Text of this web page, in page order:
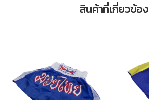
สินค้าที่เกี่ยวข้อง